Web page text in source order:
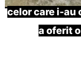
celor care i-au
a oferit